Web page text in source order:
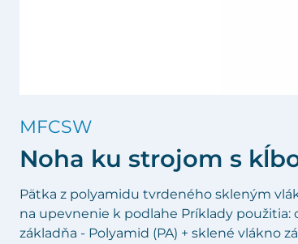
MFCSW
Noha ku strojom s
Pätka z polyamidu tvrdeného skleným
na upevnenie k podlahe Príklady použitia:
základňa - Polyamid (PA) + sklené vlákno